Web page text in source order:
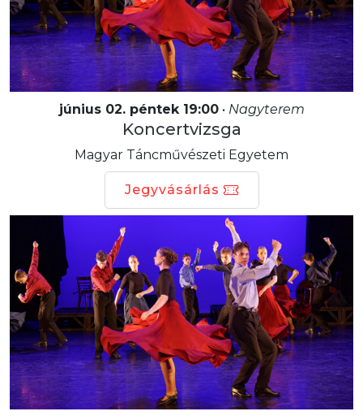
június 02. péntek 19:00• Nagyterem
Koncertvizsga
Magyar Táncművészeti Egyetem
Jegyvásárlás